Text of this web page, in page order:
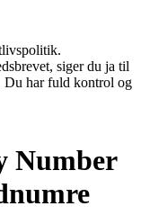
siger du ja til
Du har fuld kontrol og
Number